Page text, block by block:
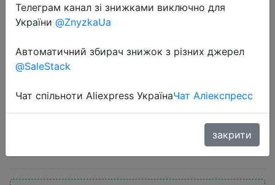
2021-03-06
Brightside беспроводные
наушники Bluetooth гарнитура
складные глубокий бас наушники
мобильный телефон
Телеграм канал зі знижками виключно для
України @ZnyzkaUa
Автоматичний збирач знижок з різних джерел
@SaleStack
Чат спільноти Aliexpress УкраїнаЧат Аліекспресс
закрити